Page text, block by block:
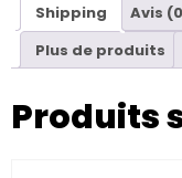
Shipping Avis
Plus de produits
Produits